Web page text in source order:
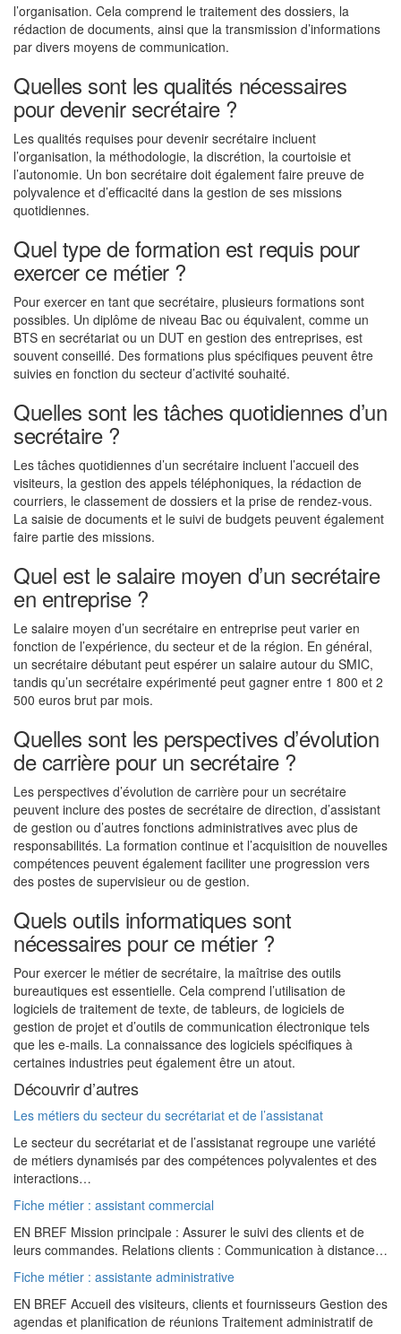
l’organisation. Cela comprend le traitement des dossiers, la
rédaction de documents, ainsi que la transmission d’informations
par divers moyens de communication.
Quelles sont les qualités nécessaires
pour devenir secrétaire ?
Les qualités requises pour devenir secrétaire incluent
l’organisation, la méthodologie, la discrétion, la courtoisie et
l’autonomie. Un bon secrétaire doit également faire preuve de
polyvalence et d’efficacité dans la gestion de ses missions
quotidiennes.
Quel type de formation est requis pour
exercer ce métier ?
Pour exercer en tant que secrétaire, plusieurs formations sont
possibles. Un diplôme de niveau Bac ou équivalent, comme un
BTS en secrétariat ou un DUT en gestion des entreprises, est
souvent conseillé. Des formations plus spécifiques peuvent être
suivies en fonction du secteur d’activité souhaité.
Quelles sont les tâches quotidiennes d’un
secrétaire ?
Les tâches quotidiennes d’un secrétaire incluent l’accueil des
visiteurs, la gestion des appels téléphoniques, la rédaction de
courriers, le classement de dossiers et la prise de rendez-vous.
La saisie de documents et le suivi de budgets peuvent également
faire partie des missions.
Quel est le salaire moyen d’un secrétaire
en entreprise ?
Le salaire moyen d’un secrétaire en entreprise peut varier en
fonction de l’expérience, du secteur et de la région. En général,
un secrétaire débutant peut espérer un salaire autour du SMIC,
tandis qu’un secrétaire expérimenté peut gagner entre 1 800 et 2
500 euros brut par mois.
Quelles sont les perspectives d’évolution
de carrière pour un secrétaire ?
Les perspectives d’évolution de carrière pour un secrétaire
peuvent inclure des postes de secrétaire de direction, d’assistant
de gestion ou d’autres fonctions administratives avec plus de
responsabilités. La formation continue et l’acquisition de nouvelles
compétences peuvent également faciliter une progression vers
des postes de supervisieur ou de gestion.
Quels outils informatiques sont
nécessaires pour ce métier ?
Pour exercer le métier de secrétaire, la maîtrise des outils
bureautiques est essentielle. Cela comprend l’utilisation de
logiciels de traitement de texte, de tableurs, de logiciels de
gestion de projet et d’outils de communication électronique tels
que les e-mails. La connaissance des logiciels spécifiques à
certaines industries peut également être un atout.
Découvrir d’autres
Les métiers du secteur du secrétariat et de l’assistanat
Le secteur du secrétariat et de l’assistanat regroupe une variété
de métiers dynamisés par des compétences polyvalentes et des
interactions…
Fiche métier : assistant commercial
EN BREF Mission principale : Assurer le suivi des clients et de
leurs commandes. Relations clients : Communication à distance…
Fiche métier : assistante administrative
EN BREF Accueil des visiteurs, clients et fournisseurs Gestion des
agendas et planification de réunions Traitement administratif de